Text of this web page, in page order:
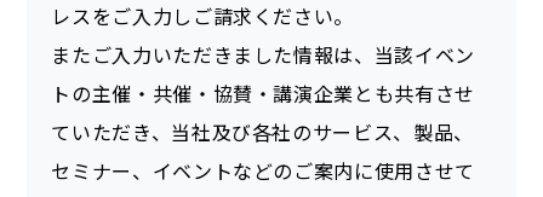
レスをご入力しご請求ください。
またご入力いただきました情報は、当該イベン
トの主催・共催・協賛・講演企業とも共有させ
ていただき、当社及び各社のサービス、製品、
セミナー、イベントなどのご案内に使用させて